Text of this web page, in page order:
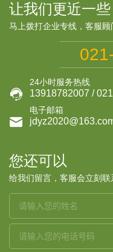
让我们更近一
马上拨打企业专线，客服

24小时服务热线
13918782007 /

电子邮箱
您还可以
给我们留言，客服会立刻联